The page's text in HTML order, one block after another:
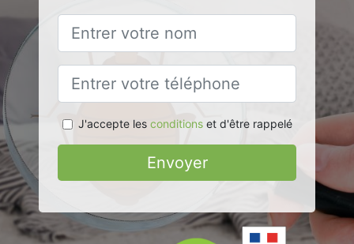
J'accepte les conditionset d'être rappelé
Envoyer